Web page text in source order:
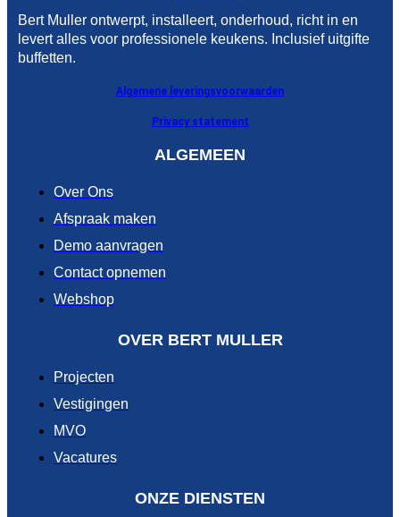
Bert Muller ontwerpt, installeert, onderhoud, richt in en
levert alles voor professionele keukens. Inclusief uitgifte
buffetten.
Algemene leveringsvoorwaarden
Privacy statement
ALGEMEEN
Over Ons
Afspraak maken
Demo aanvragen
Contact opnemen
Webshop
OVER BERT MULLER
Projecten
Vestigingen
MVO
Vacatures
ONZE DIENSTEN